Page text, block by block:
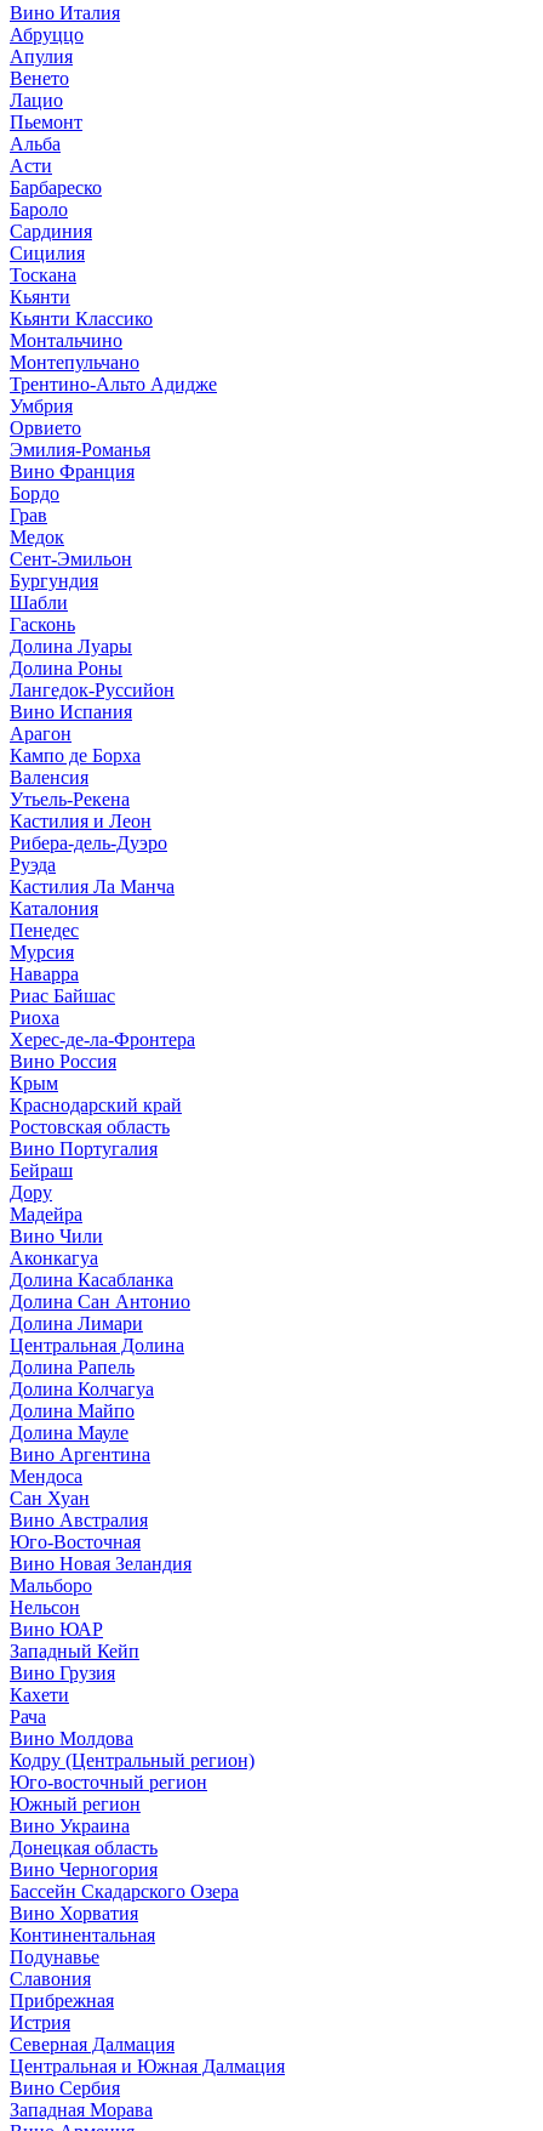
Вино Италия
Абруццо
Апулия
Венето
Лацио
Пьемонт
Альба
Асти
Барбареско
Бароло
Сардиния
Сицилия
Тоскана
Кьянти
Кьянти Классико
Монтальчино
Монтепульчано
Трентино-Альто Адидже
Умбрия
Орвието
Эмилия-Романья
Вино Франция
Бордо
Грав
Медок
Сент-Эмильон
Бургундия
Шабли
Гасконь
Долина Луары
Долина Роны
Лангедок-Руссийон
Вино Испания
Арагон
Кампо де Борха
Валенсия
Утьель-Рекена
Кастилия и Леон
Рибера-дель-Дуэро
Руэда
Кастилия Ла Манча
Каталония
Пенедес
Мурсия
Наварра
Риас Байшас
Риоха
Херес-де-ла-Фронтера
Вино Россия
Крым
Краснодарский край
Ростовская область
Вино Португалия
Бейраш
Дору
Мадейра
Вино Чили
Аконкагуа
Долина Касабланка
Долина Сан Антонио
Долина Лимари
Центральная Долина
Долина Рапель
Долина Колчагуа
Долина Майпо
Долина Мауле
Вино Аргентина
Мендоса
Сан Хуан
Вино Австралия
Юго-Восточная
Вино Новая Зеландия
Мальборо
Нельсон
Вино ЮАР
Западный Кейп
Вино Грузия
Кахети
Рача
Вино Молдова
Кодру (Центральный регион)
Юго-восточный регион
Южный регион
Вино Украина
Донецкая область
Вино Черногория
Бассейн Скадарского Озера
Вино Хорватия
Континентальная
Подунавье
Славония
Прибрежная
Истрия
Северная Далмация
Центральная и Южная Далмация
Вино Сербия
Западная Морава